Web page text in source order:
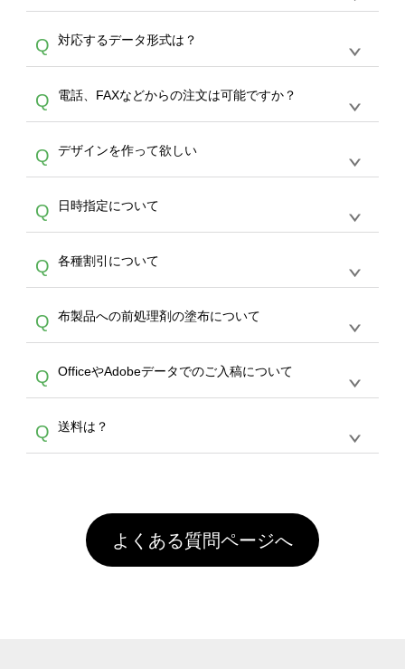
A
生産にて承っております。デザインツールから
デザインの作成から決済まで完了できます。
30枚以上やシルク印刷など、大口注文の場合
は、サポートが担当するエコバッグコンシェル
やタンブラーコンシェルをご利用ください。製
作する数量が多ければ多いほど、オンデマンド
サービスよりも低価格で製作することが可能で
す。
Q 対応するデータ形式は？
A
ドできるデータ形式は、JPG / PNG / AI / PSD /
PDF 形式になります。データの最大サイズ
写真などもアップロード可能です。使用できな
い画像はエラーになります。（※ Illustratorか
らの直接入稿には対応していません。AIで保存
し、デザインツールからアップロードして下さ
い）
Q 電話、FAXなどからの注文は可能ですか？
A
文のみ受け付けております。30個以上のご製
作をお考えの方は、サポートが担当するエコバ
スをご利用頂ければ、電話やFAX、メールなど
でご注文が可能です。
Q デザインを作って欲しい
A
を作って欲しい。などの場合は、製作数量が
30個以上であれば、サポート担当が、デザイ
バッグコンシェル
サー
ビスをご利用ください。(※ 30個以下の場合
は、デザインツールをご利用ください)
Q 日時指定について
A
ん。発送後18時以降に配送業者・伝票番号を
メールでお知らせいたしますので、直接配送業
者にご連絡いただき調整をお願い致します。
Q 各種割引について
A
カート内で自動的に割引(最大50%)が適用され
ます。 【付与ポイント】購入金額の1％が1ポ
イントとして付与され、次回ご注文時に1ポイ
ント＝1円としてお使いいただけます。ポイン
トは発送完了の翌日に付与され、次回ご注文時
からご利用頂けます。ポイントの有効期限は一
年間です。【会員ランク】過去10カ月のご注
文回数により会員ランク割引(最大5%)が適用
頂いても、ログインがされていなければ、ラン
クにカウントがされません。
Q 布製品への前処理剤の塗布について
A
意点（前処理剤）】カラー生地（Tシャツのホ
ワイト、トートバッグのナチュラル、ホワイト
といって、プリントを定着させるための処理剤
を塗布しており、短納期・低価格で商品をお届
害な性質で、水洗いで落とすことが可能です。
お手数ですが、お客様ご自身にて着用前に落と
していただけますようお願いいたします。※1
通常注文・直送機能でのご注文に関わらず、前
Q OfficeやAdobeデータでのご入稿について
A
ません。いずれのデータも該当デザインのみ画
像(JPEG,PNG,GIF,PDF)に変換、またはAdobe
Q 送料は？
引」などによるお値引きで4,000円未満になる
場合は送料がかかりますので、ご注意くださ
い。
よくある質問ページへ